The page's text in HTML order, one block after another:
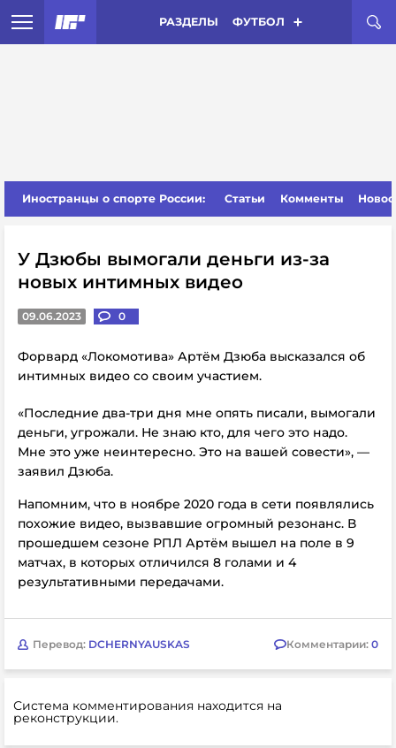
РАЗДЕЛЫ ФУТБОЛ
Иностранцы о спорте России: Статьи Комменты
У Дзюбы вымогали деньги из-за
новых интимных видео
09.06.2023 0
Форвард «Локомотива» Артём Дзюба высказался об
интимных видео со своим участием.
«Последние два-три дня мне опять писали, вымогали
деньги, угрожали. Не знаю кто, для чего это надо.
Мне это уже неинтересно. Это на вашей совести», —
заявил Дзюба.
Напомним, что в ноябре 2020 года в сети появлялись
похожие видео, вызвавшие огромный резонанс. В
прошедшем сезоне РПЛ Артём вышел на поле в 9
матчах, в которых отличился 8 голами и 4
результативными передачами.
Перевод: DCHERNYAUSKAS Комментарии: 0
Система комментирования находится на
реконструкции.